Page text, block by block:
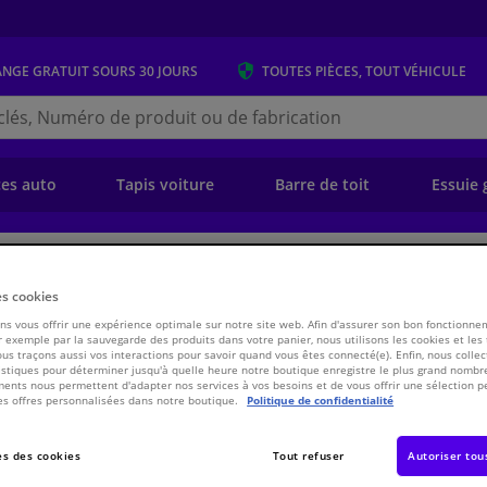
GRATUITSOURS 30 JOURS TOUTES PIÈCES, TOUT VÉHICULE
auto Tapis voiture Barre de toit Essuie
ADG03208N Blue Print
€ 39,
Voir les
cookies
vous offrir une expérience optimale sur notre site web. Afin d'assurer son bon
exemple par la sauvegarde des produits dans votre panier, nous utilisons les cookies et les
traçons aussi vos interactions pour savoir quand vous êtes connecté(e). Enfin, nous
pour déterminer jusqu'à quelle heure notre boutique enregistre le plus grand
nous permettent d'adapter nos services à vos besoins et de vous offrir une sélection
offres personnalisées dans notre boutique.
Politique de confidentialité
des cookies Tout refuser Autoriser